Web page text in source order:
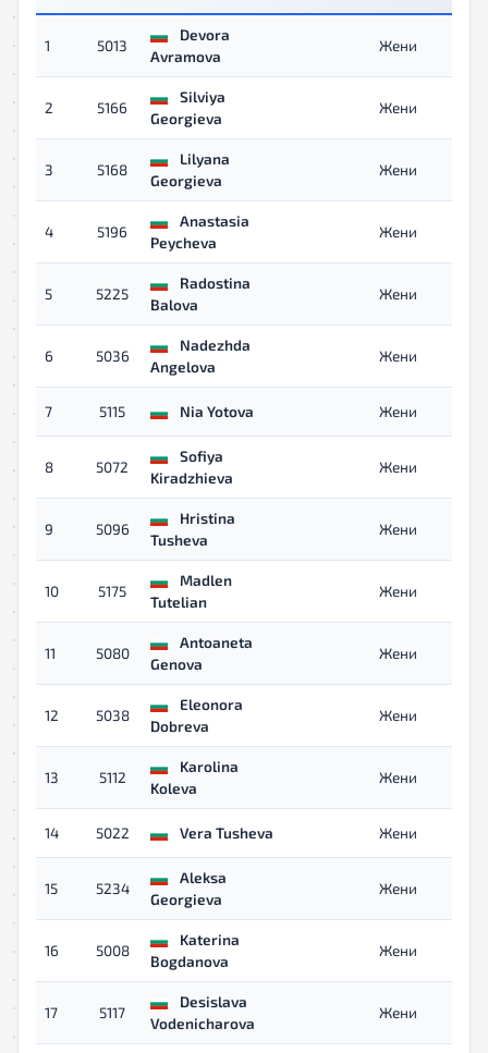
1 5013
Devora
Avramova
Жени
2 5166
Silviya
Georgieva
Жени
3 5168
Lilyana
Georgieva
Жени
4 5196
Anastasia
Peycheva
Жени
5 5225
Radostina
Balova
Жени
6 5036
Nadezhda
Angelova
Жени
7 5115 Nia Yotova Жени
8 5072
Sofiya
Kiradzhieva
Жени
9 5096
Hristina
Tusheva
Жени
10 5175
Madlen
Tutelian
Жени
11 5080
Antoaneta
Genova
Жени
12 5038
Eleonora
Dobreva
Жени
13 5112
Karolina
Koleva
Жени
14 5022 Vera Tusheva Жени
15 5234
Aleksa
Georgieva
Жени
16 5008
Katerina
Bogdanova
Жени
17 5117
Desislava
Vodenicharova
Жени